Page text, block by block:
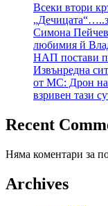
Всеки втори
Симона
любимия й
НАП постави
Извънредна
от МС: Дрон
взривен тази
Recent
Няма коментари за
Archives